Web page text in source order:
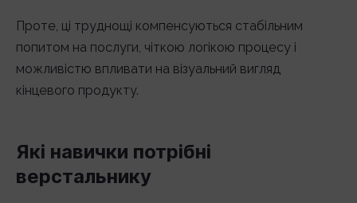
Проте, ці труднощі компенсуються стабільним
попитом на послуги, чіткою логікою процесу і
можливістю впливати на візуальний вигляд
кінцевого продукту.
Які навички потрібні
верстальнику